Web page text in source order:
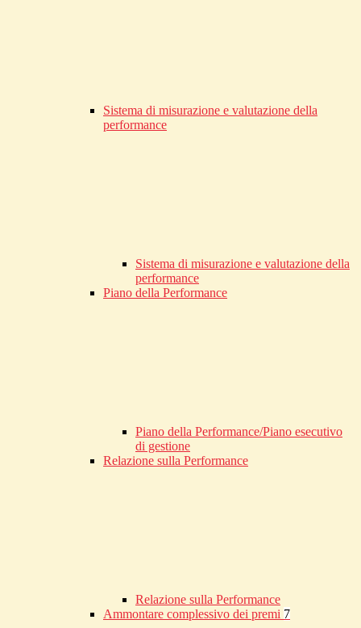
Sistema di misurazione e valutazione della
performance
Sistema di misurazione e valutazione della
performance
Piano della Performance
Piano della Performance/Piano esecutivo
di gestione
Relazione sulla Performance
Relazione sulla Performance
Ammontare complessivo dei premi 7